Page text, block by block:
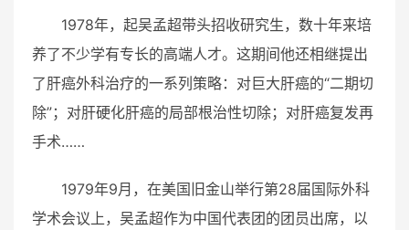
1978年，起吴孟超带头招收研究生，数十年来培
养了不少学有专长的高端人才。这期间他还相继提出
了肝癌外科治疗的一系列策略：对巨大肝癌的“二期切
除”；对肝硬化肝癌的局部根治性切除；对肝癌复发再
手术……
1979年9月，在美国旧金山举行第28届国际外科
学术会议上，吴孟超作为中国代表团的团员出席，以